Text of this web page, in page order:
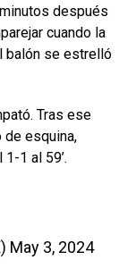
después
cuando la
balón se estrelló
Tras ese
de esquina,
1 al 59’.
May 3, 2024